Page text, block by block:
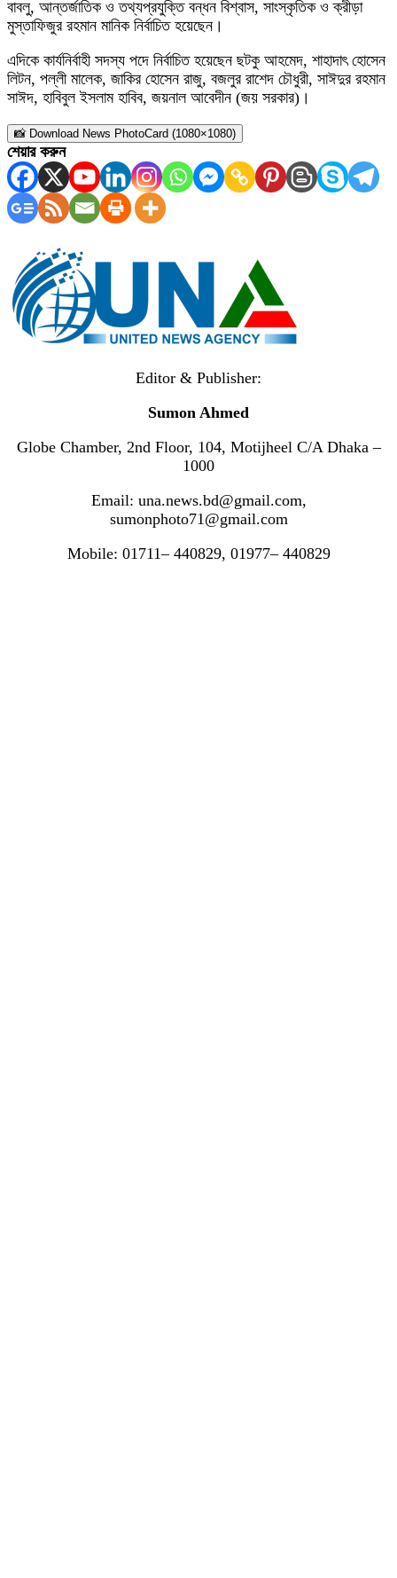
বাবলু, আন্তর্জাতিক ও তথ্যপ্রযুক্তি বন্ধন বিশ্বাস, সাংস্কৃতিক ও ক্রীড়া
মুস্তাফিজুর রহমান মানিক নির্বাচিত হয়েছেন।
এদিকে কার্যনির্বাহী সদস্য পদে নির্বাচিত হয়েছেন ছটকু আহমেদ, শাহাদাৎ হোসেন
লিটন, পল্লী মালেক, জাকির হোসেন রাজু, বজলুর রাশেদ চৌধুরী, সাঈদুর রহমান
সাঈদ, হাবিবুল ইসলাম হাবিব, জয়নাল আবেদীন (জয় সরকার)।
📸 Download News PhotoCard (1080×1080)
শেয়ার করুন
Editor & Publisher:
Sumon Ahmed
Globe Chamber, 2nd Floor, 104, Motijheel C/A Dhaka –
1000
Email: una.news.bd@gmail.com,
sumonphoto71@gmail.com
Mobile: 01711– 440829, 01977– 440829